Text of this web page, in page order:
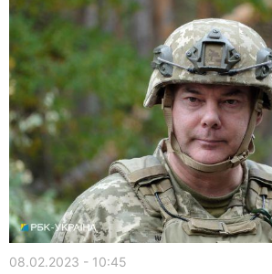
08.02.2023 - 10:45